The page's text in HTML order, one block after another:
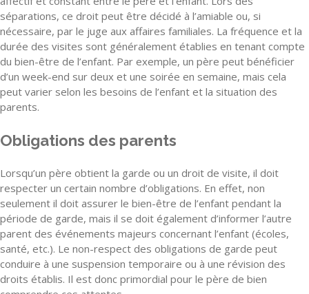
séparations, ce droit peut être décidé à l’amiable ou, si
nécessaire, par le juge aux affaires familiales. La fréquence et la
durée des visites sont généralement établies en tenant compte
du bien-être de l’enfant. Par exemple, un père peut bénéficier
d’un week-end sur deux et une soirée en semaine, mais cela
peut varier selon les besoins de l’enfant et la situation des
parents.
Obligations des parents
Lorsqu’un père obtient la garde ou un droit de visite, il doit
respecter un certain nombre d’obligations. En effet, non
seulement il doit assurer le bien-être de l’enfant pendant la
période de garde, mais il se doit également d’informer l’autre
parent des événements majeurs concernant l’enfant (écoles,
santé, etc.). Le non-respect des obligations de garde peut
conduire à une suspension temporaire ou à une révision des
droits établis. Il est donc primordial pour le père de bien